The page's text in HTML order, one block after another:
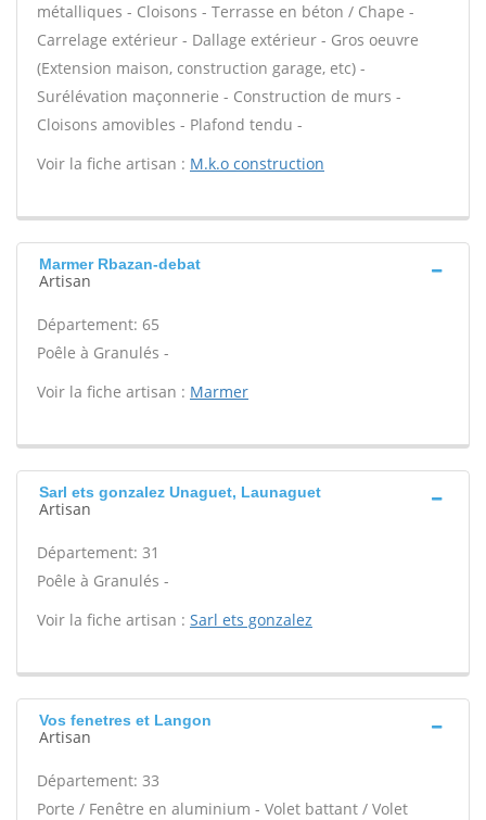
métalliques - Cloisons - Terrasse en béton / Chape -
Carrelage extérieur - Dallage extérieur - Gros oeuvre
(Extension maison, construction garage, etc) -
Surélévation maçonnerie - Construction de murs -
Cloisons amovibles - Plafond tendu -
Voir la fiche artisan : M.k.o construction
Marmer Rbazan-debat
Artisan
Département: 65
Poêle à Granulés -
Voir la fiche artisan : Marmer
Sarl ets gonzalez Unaguet, Launaguet
Artisan
Département: 31
Poêle à Granulés -
Voir la fiche artisan : Sarl ets gonzalez
Vos fenetres et Langon
Artisan
Département: 33
Porte / Fenêtre en aluminium - Volet battant / Volet